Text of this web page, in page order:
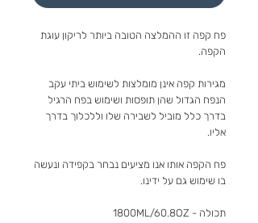
פח קפה זו ההמלצה הטובה ביותר לריקון עוגת
הקפה.
מגירות קפה אינן מומלצות לשימוש ביתי עקב
הנפח הגדול שהן תופסות ושימוש בפח הרגיל
בדרך כלל מוביל לשבירה שלו וללכלוך בדרך
אליו.
פח הקפה אותו אנו מציעים נבחר בקפידה ונעשה
בו שימוש גם על ידינו.
תכולה - 1800ML/60.8OZ